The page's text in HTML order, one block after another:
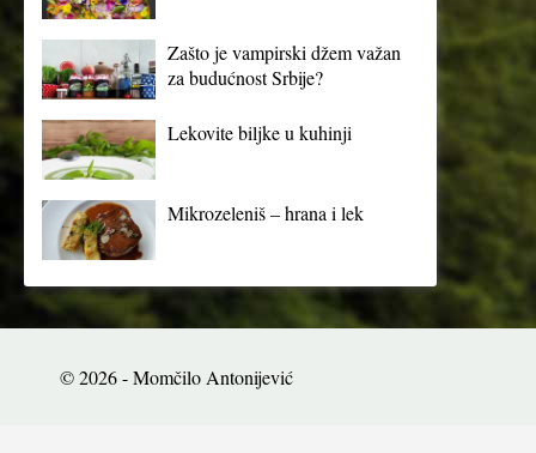
Zašto je vampirski džem važan
za budućnost Srbije?
Lekovite biljke u kuhinji
Mikrozeleniš – hrana i lek
© 2026 - Momčilo Antonijević